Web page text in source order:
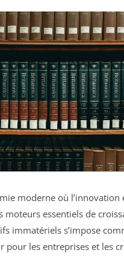
moderne où l’innovation
moteurs essentiels de
immatériels s’impose
pour les entreprises et les